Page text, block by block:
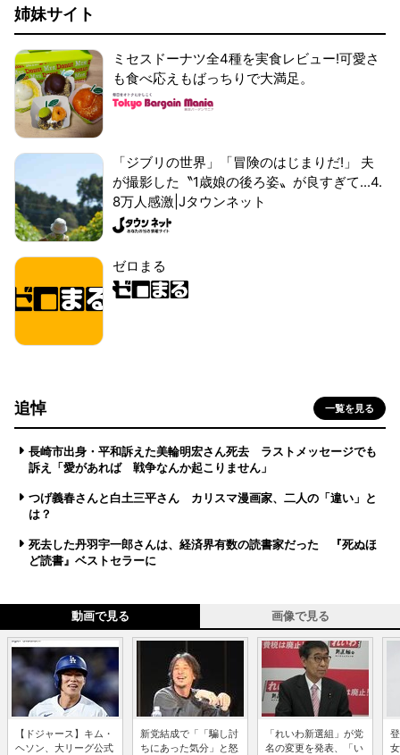
姉妹サイト
ミセスドーナツ全4種を実食レビュー!可愛さ
も食べ応えもばっちりで大満足。
「ジブリの世界」「冒険のはじまりだ!」 夫
が撮影した〝1歳娘の後ろ姿〟が良すぎて...4.
8万人感激|Jタウンネット
ゼロまる
追悼 一覧を見る
長崎市出身・平和訴えた美輪明宏さん死去 ラストメッセージでも
訴え「愛があれば 戦争なんか起こりません」
つげ義春さんと白土三平さん カリスマ漫画家、二人の「違い」と
は？
死去した丹羽宇一郎さんは、経済界有数の読書家だった 『死ぬほ
ど読書』ベストセラーに
動画で見る 画像で見る
【ドジャース】キム・
ヘソン、大リーグ公式
新党結成で「「騙し討
ちにあった気分」と怒
「れいわ新選組」が党
名の変更を発表、「い